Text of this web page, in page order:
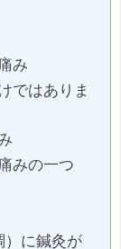
み
ではありま
みの一つ
）に鍼灸が